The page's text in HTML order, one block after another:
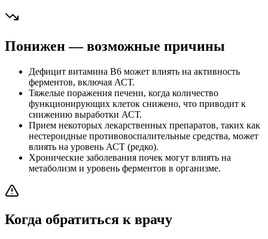
Понижен — возможные причины
Дефицит витамина B6 может влиять на активность
ферментов, включая АСТ.
Тяжелые поражения печени, когда количество
функционирующих клеток снижено, что приводит к
снижению выработки АСТ.
Прием некоторых лекарственных препаратов, таких как
нестероидные противовоспалительные средства, может
влиять на уровень АСТ (редко).
Хронические заболевания почек могут влиять на
метаболизм и уровень ферментов в организме.
Когда обратиться к врачу